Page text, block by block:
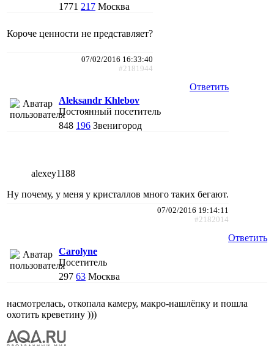
1771 217 Москва
Короче ценности не представляет?
07/02/2016 16:33:40
#2181944
Ответить
Aleksandr Khlebov
Постоянный посетитель
848 196 Звенигород
alexey1188
Ну почему, у меня у кристаллов много таких бегают.
07/02/2016 19:14:11
#2182014
Ответить
Carolyne
Посетитель
297 63 Москва
насмотрелась, откопала камеру, макро-нашлёпку и пошла
охотить креветину )))